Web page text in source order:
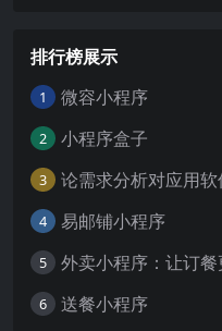
排行榜展示
1 微容小程序
2 小程序盒子
3 论需求分析对应用
4 易邮铺小程序
5 外卖小程序：让订
6 送餐小程序